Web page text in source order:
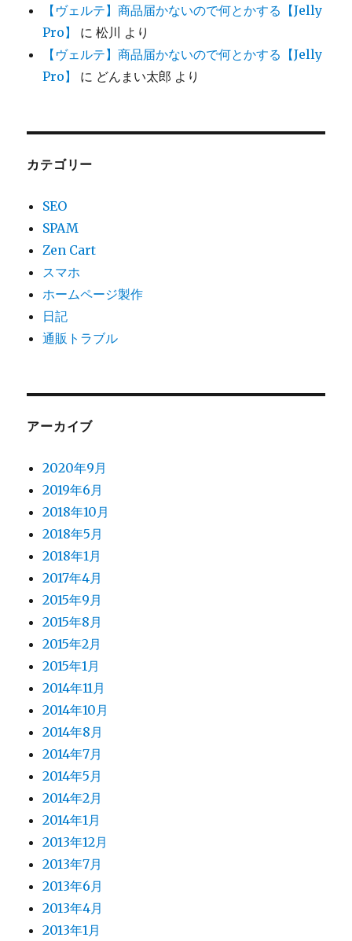
【ヴェルテ】商品届かないので何とかする【Jelly
Pro】
に松川 より
【ヴェルテ】商品届かないので何とかする【Jelly
Pro】
に どんまい太郎 より
カテゴリー
SEO
SPAM
Zen Cart
スマホ
ホームページ製作
日記
通販トラブル
アーカイブ
2020年9月
2019年6月
2018年10月
2018年5月
2018年1月
2017年4月
2015年9月
2015年8月
2015年2月
2015年1月
2014年11月
2014年10月
2014年8月
2014年7月
2014年5月
2014年2月
2014年1月
2013年12月
2013年7月
2013年6月
2013年4月
2013年1月